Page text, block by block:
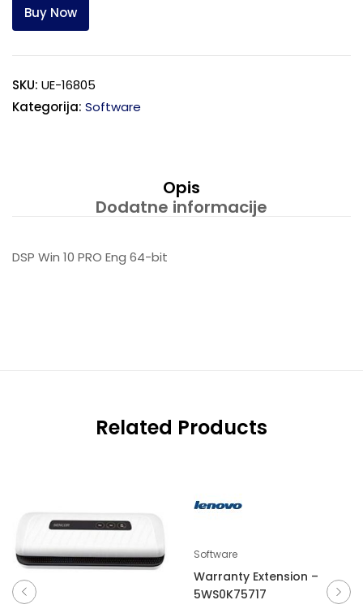
Buy Now
SKU: UE-16805
Kategorija: Software
Opis
Dodatne informacije
DSP Win 10 PRO Eng 64-bit
Related Products
Software
Warranty Extension –
5WS0K75717